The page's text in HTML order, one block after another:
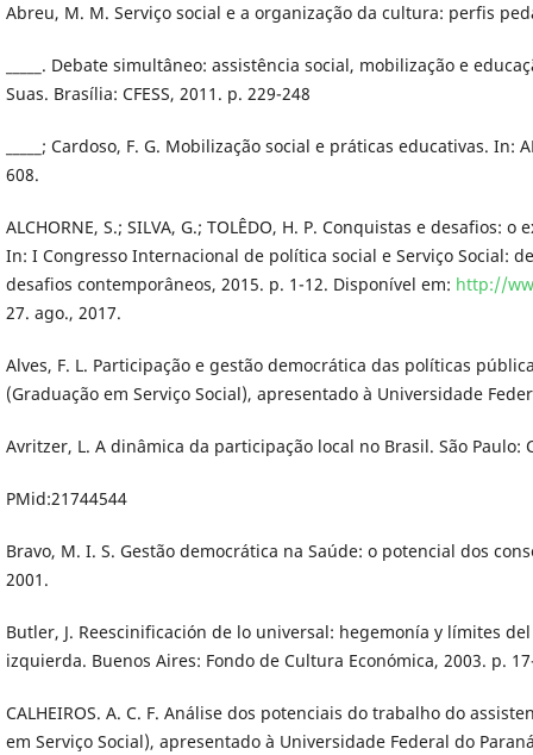
Abreu, M. M. Serviço social e a organização da cultura: perfis
_____. Debate simultâneo: assistência social, mobilização e
Suas. Brasília: CFESS, 2011. p. 229-248
_____; Cardoso, F. G. Mobilização social e práticas educativas.
608.
ALCHORNE, S.; SILVA, G.; TOLÊDO, H. P. Conquistas e
In: I Congresso Internacional de política social e Serviço Social:
desafios contemporâneos, 2015. p. 1-12. Disponível em: http://
27. ago., 2017.
Alves, F. L. Participação e gestão democrática das políticas
(Graduação em Serviço Social), apresentado à Universidade
Avritzer, L. A dinâmica da participação local no Brasil. São Paulo:
PMid:21744544
Bravo, M. I. S. Gestão democrática na Saúde: o potencial dos
2001.
Butler, J. Reescinificación de lo universal: hegemonía y límites
izquierda. Buenos Aires: Fondo de Cultura Económica, 2003. p.
CALHEIROS. A. C. F. Análise dos potenciais do trabalho do
em Serviço Social), apresentado à Universidade Federal do